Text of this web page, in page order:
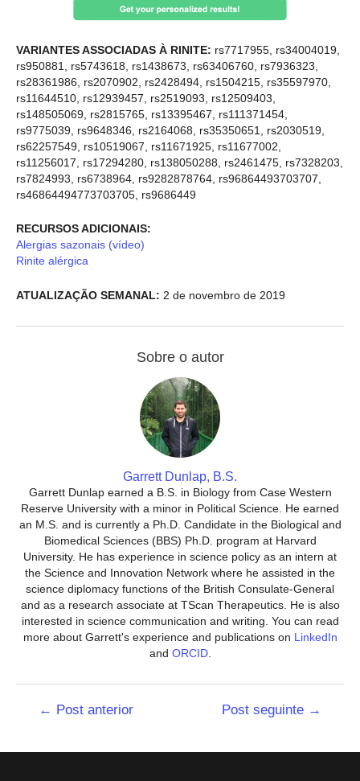
VARIANTES ASSOCIADAS À RINITE: rs7717955, rs34004019,
rs950881, rs5743618, rs1438673, rs63406760, rs7936323,
rs28361986, rs2070902, rs2428494, rs1504215, rs35597970,
rs11644510, rs12939457, rs2519093, rs12509403,
rs148505069, rs2815765, rs13395467, rs111371454,
rs9775039, rs9648346, rs2164068, rs35350651, rs2030519,
rs62257549, rs10519067, rs11671925, rs11677002,
rs11256017, rs17294280, rs138050288, rs2461475, rs7328203,
rs7824993, rs6738964, rs9282878764, rs96864493703707,
rs46864494773703705, rs9686449
RECURSOS ADICIONAIS:
Alergias sazonais (vídeo)
Rinite alérgica
ATUALIZAÇÃO SEMANAL: 2 de novembro de 2019
Sobre o autor
Garrett Dunlap, B.S.
Garrett Dunlap earned a B.S. in Biology from Case Western
Reserve University with a minor in Political Science. He earned
an M.S. and is currently a Ph.D. Candidate in the Biological and
Biomedical Sciences (BBS) Ph.D. program at Harvard
University. He has experience in science policy as an intern at
the Science and Innovation Network where he assisted in the
science diplomacy functions of the British Consulate-General
and as a research associate at TScan Therapeutics. He is also
interested in science communication and writing. You can read
more about Garrett's experience and publications on LinkedIn
and ORCID.
Navegação
← Post anterior Post seguinte →